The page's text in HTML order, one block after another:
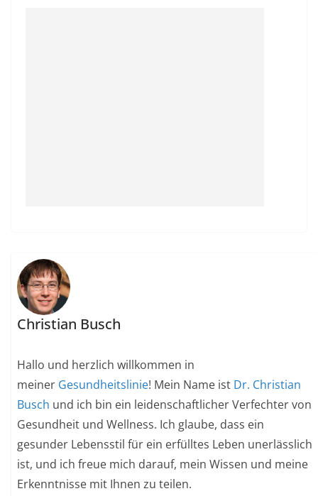
Christian Busch
Hallo und herzlich willkommen in
meiner Gesundheitslinie! Mein Name ist Dr. Christian
Busch und ich bin ein leidenschaftlicher Verfechter von
Gesundheit und Wellness. Ich glaube, dass ein
gesunder Lebensstil für ein erfülltes Leben unerlässlich
ist, und ich freue mich darauf, mein Wissen und meine
Erkenntnisse mit Ihnen zu teilen.